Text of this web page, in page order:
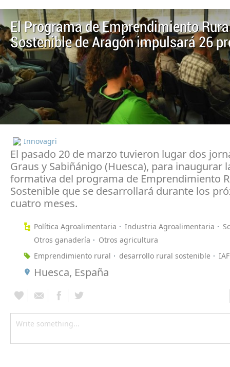
El Programa de Emprendimiento
Sostenible de Aragón impulsará 26
Innovagri
El pasado 20 de marzo tuvieron lugar dos
Graus y Sabiñánigo (Huesca), para inaugurar
formativa del programa de Emprendimiento
Sostenible que se desarrollará durante los
cuatro meses.
Política Agroalimentaria Industria Agroalimentaria
Otros ganadería
Otros agricultura
Emprendimiento rural
desarrollo rural sostenible IAF
Huesca, España